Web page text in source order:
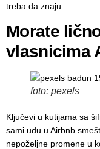
treba da znaju:
Morate
vlasnicima
foto: pexels
Ključevi u kutijama sa
sami uđu u Airbnb
nepoželjne promene u